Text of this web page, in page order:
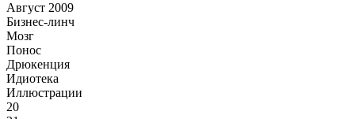
Август 2009
Бизнес-линч
Мозг
Понос
Дрюкенция
Идиотека
Иллюстрации
20